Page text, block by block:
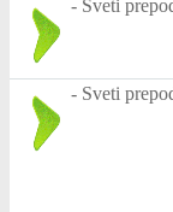
- Sveti
- Sveti